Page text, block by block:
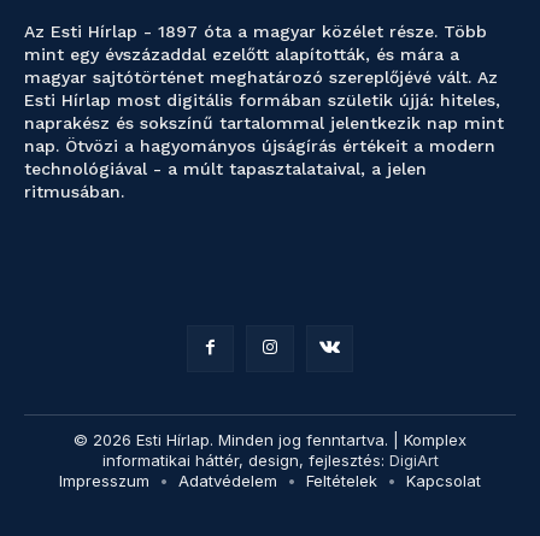
Az Esti Hírlap - 1897 óta a magyar közélet része. Több
mint egy évszázaddal ezelőtt alapították, és mára a
magyar sajtótörténet meghatározó szereplőjévé vált. Az
Esti Hírlap most digitális formában születik újjá: hiteles,
naprakész és sokszínű tartalommal jelentkezik nap mint
nap. Ötvözi a hagyományos újságírás értékeit a modern
technológiával - a múlt tapasztalataival, a jelen
ritmusában.
© 2026 Esti Hírlap. Minden jog fenntartva. | Komplex
informatikai háttér, design, fejlesztés: DigiArt
Impresszum
Adatvédelem Feltételek Kapcsolat